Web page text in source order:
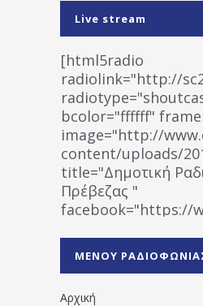
Live stream
[html5radio
radiolink="http://
bcolor="ffffff"
image="http://
content/uploads/
title="Δημοτική
Πρέβεζας "
facebook="https://
ΜΕΝΟΥ
Αρχική